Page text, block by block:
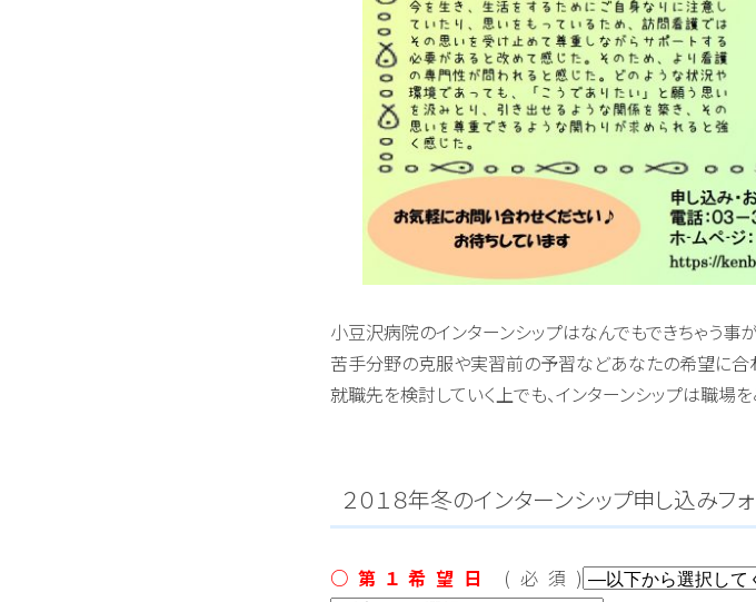
小豆沢病院のインターンシップはなんでもできちゃう事
苦手分野の克服や実習前の予習などあなたの希望に合
就職先を検討していく上でも、インターンシップは職場を
２０１８年冬のインターンシップ申し込みフ
○第１希望日 (必須)